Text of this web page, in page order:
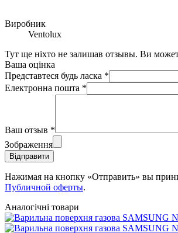
Виробник
Ventolux
Тут ще ніхто не залишав отзывы. Ви
Ваша оцінка
Представтеся будь ласка *
Електронна пошта *
Ваш отзыв *
Зображення
Відправити
Нажимая на кнопку «Отправить» вы
Публичной оферты.
Аналогічні товари